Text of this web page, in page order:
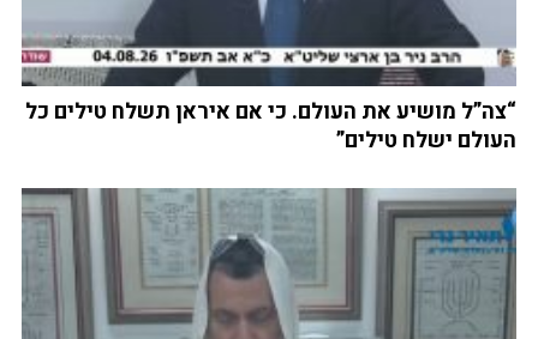
“צה”ל מושיע את העולם. כי אם איראן תשלח טילים כל
העולם ישלח טילים”